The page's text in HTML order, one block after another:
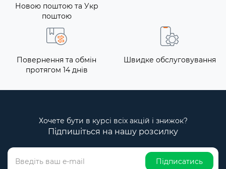
Новою поштою та Укр
поштою
Повернення та обмін
протягом 14 днів
Швидке обслуговування
Хочете бути в курсі всіх акцій і знижок?
Підпишіться на нашу розсилку
Підписатись